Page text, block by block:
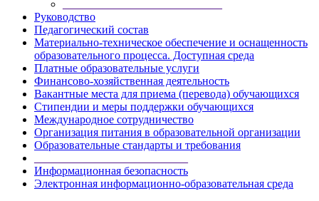
Руководство
Педагогический состав
Материально-техническое обеспечение и оснащенность
образовательного процесса. Доступная среда
Платные образовательные услуги
Финансово-хозяйственная деятельность
Вакантные места для приема (перевода) обучающихся
Стипендии и меры поддержки обучающихся
Международное сотрудничество
Организация питания в образовательной организации
Образовательные стандарты и требования
Информационная безопасность
Электронная информационно-образовательная среда